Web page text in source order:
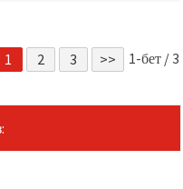
1 2 3 >> 1-бет / 3